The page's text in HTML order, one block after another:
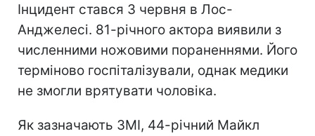
Інцидент стався 3 червня в Лос-
Анджелесі. 81-річного актора виявили з
численними ножовими пораненнями. Його
терміново госпіталізували, однак медики
не змогли врятувати чоловіка.
Як зазначають ЗМІ, 44-річний Майкл